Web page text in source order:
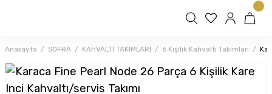
Anasayfa SOFRA KAHVALTI TAKIMLARI 6 Kişilik Kahvaltı Takımları